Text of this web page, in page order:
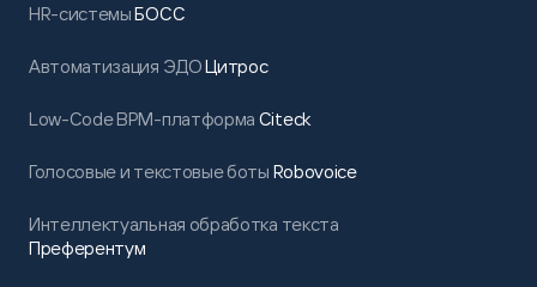
HR-системыБОСС
Автоматизация ЭДОЦитрос
Low-Code BPM-платформа Citeck
Голосовые и текстовые боты Robovoice
Интеллектуальная обработка текста
Преферентум